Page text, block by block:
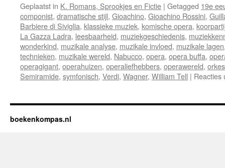
Geplaatst in K. Romans, Sprookjes en Fictie | Getagged 19e
componist, dramatische stijl, Gioachino, Gioachino Rossini,
Barbiere di Siviglia, klassieke muziek, komische opera,
La Gazza Ladra, leesbaarheid, muziekgeschiedenis,
wonderkind, muzikale analyse, muzikale invloed, muzikale lagen
technieken, muzikale wereld, Nabucco, opera, opera buffa,
operagigant, operahuizen, operaliefhebbers, operawereld,
Semiramide, symfonisch, Verdi, Wagner, William Tell | Reacties
boekenkompas.nl